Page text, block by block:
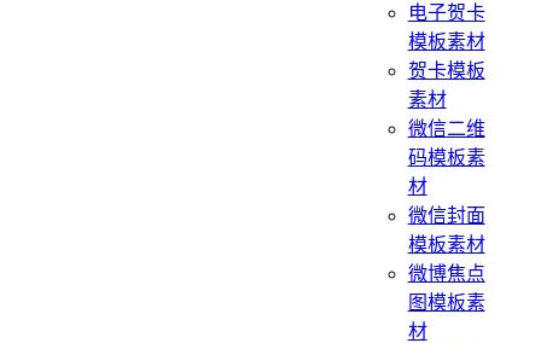
电子贺卡
模板素材
贺卡模板
素材
微信二维
码模板素
材
微信封面
模板素材
微博焦点
图模板素
材